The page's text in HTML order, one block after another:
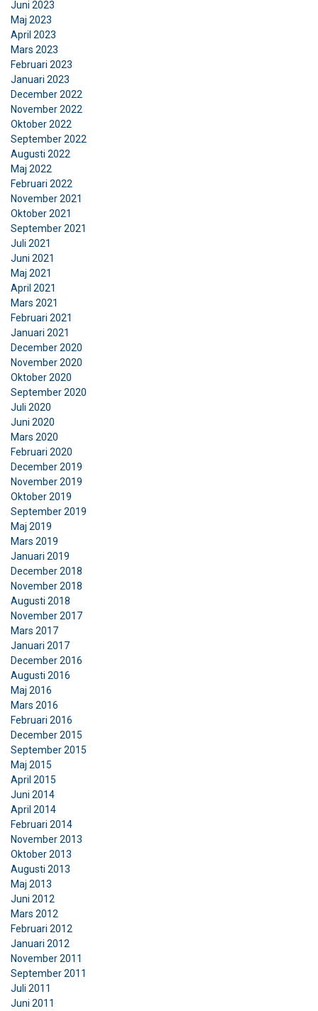
Juni 2023
Maj 2023
April 2023
Mars 2023
Februari 2023
Januari 2023
December 2022
November 2022
Oktober 2022
September 2022
Augusti 2022
Maj 2022
Februari 2022
November 2021
Oktober 2021
September 2021
Juli 2021
Juni 2021
Maj 2021
April 2021
Mars 2021
Februari 2021
Januari 2021
December 2020
November 2020
Oktober 2020
September 2020
Juli 2020
Juni 2020
Mars 2020
Februari 2020
December 2019
November 2019
Oktober 2019
September 2019
Maj 2019
Mars 2019
Januari 2019
December 2018
November 2018
Augusti 2018
November 2017
Mars 2017
Januari 2017
December 2016
Augusti 2016
Maj 2016
Mars 2016
Februari 2016
December 2015
September 2015
Maj 2015
April 2015
Juni 2014
April 2014
Februari 2014
November 2013
Oktober 2013
Augusti 2013
Maj 2013
Juni 2012
Mars 2012
Februari 2012
Januari 2012
November 2011
September 2011
Juli 2011
Juni 2011
Denna webbplats använder
cookies
Vi använder cookies för att anpassa innehåll,
annonser och för att analysera vår trafik. Vi
delar också information om din användning av
vår webbplats med våra reklam- och
analyspartners som kan kombinera den med
annan information som du har tillhandahållit
dem eller som de har samlat in från din
användning av deras tjänster.
nödvändigt
Funktioner
VISA DETALJER